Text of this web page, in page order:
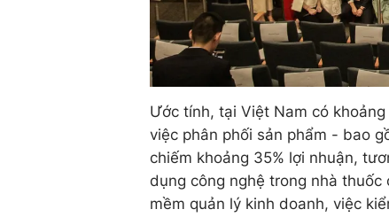
Ước tính, tại Việt Nam có
việc phân phối sản phẩm - bao
chiếm khoảng 35% lợi nhuận,
dụng công nghệ trong nhà
mềm quản lý kinh doanh, việc